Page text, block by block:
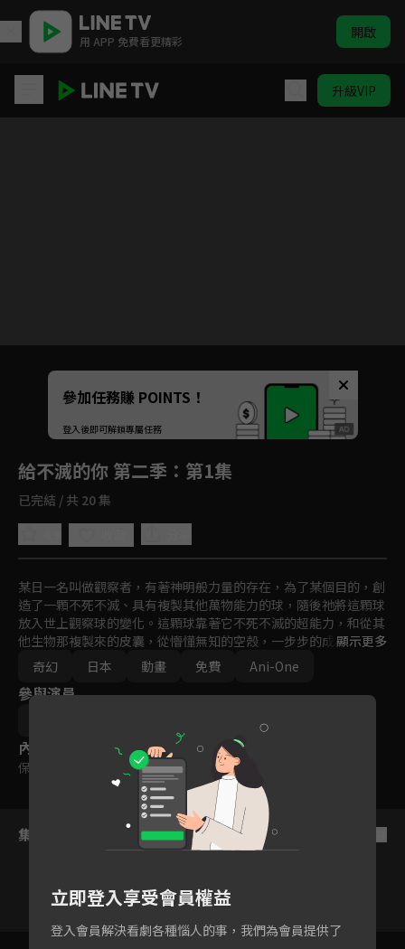
用 APP 免費看更精彩 開啟
升級VIP
Unmute
如有不便請見諒
參加任務賺 POINTS！
登入後即可解鎖專屬任務
給不滅的你 第二季 ：第1集
已完結 / 共 20 集
某日一名叫做觀察者，有著神明般力量的存在，為了某個目的，創
造了一顆不死不滅、具有複製其他萬物能力的球，隨後祂將這顆球
放入世上觀察球的變化。這顆球靠著它不死不滅的超能力，和從其
他生物那複製來的皮囊，從懵懂無知的空殼，一步步的成為了有血
有肉的靈魂。隨著他經過一次次的相遇和一次次的別離，在那無限
的時光中，它究竟是否能尋找到生命的意義呢？
顯示更多
奇幻
日本 動畫 免費 Ani-One
參與演員
內容標籤
保護級
集數列表
立即登入享受會員權益
登入會員解決看劇各種惱人的事，我們為會員提供了